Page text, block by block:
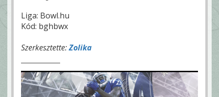
Liga: Bowl.hu
Kód: bghbwx
Szerkesztette:Zolika